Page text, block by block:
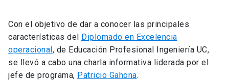
Con el objetivo de dar a conocer las principales
características del Diplomado en Excelencia
operacional, de Educación Profesional Ingeniería UC,
se llevó a cabo una charla informativa liderada por el
jefe de programa, Patricio Gahona.